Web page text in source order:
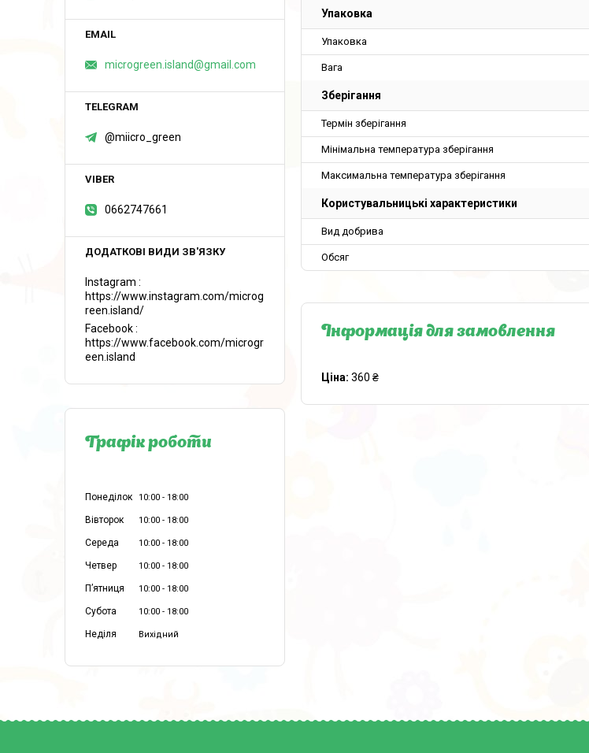
Упаковка
Упаковка
Вага
Зберігання
Термін зберігання
Мінімальна температура зберігання
Максимальна температура зберігання
Користувальницькі характеристики
Вид добрива
Обсяг
Інформація для замовлення
Ціна: 360 ₴
microgreen.island@gmail.com
@miicro_green
0662747661
Instagram
https://www.instagram.com/microg
reen.island/
Facebook
https://www.facebook.com/microgr
een.island
Графік роботи
Понеділок 10:00 18:00
Вівторок 10:00 18:00
Середа 10:00 18:00
Четвер 10:00 18:00
Пʼятниця 10:00 18:00
Субота 10:00 18:00
Неділя Вихідний